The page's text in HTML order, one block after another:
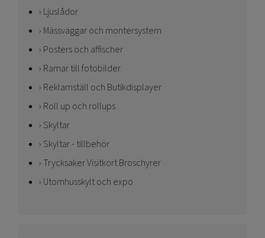
Ljuslådor
Mässväggar och montersystem
Posters och affischer
Ramar till fotobilder
Reklamställ och Butikdisplayer
Roll up och rollups
Skyltar
Skyltar - tillbehör
Trycksaker Visitkort Broschyrer
Utomhusskylt och expo